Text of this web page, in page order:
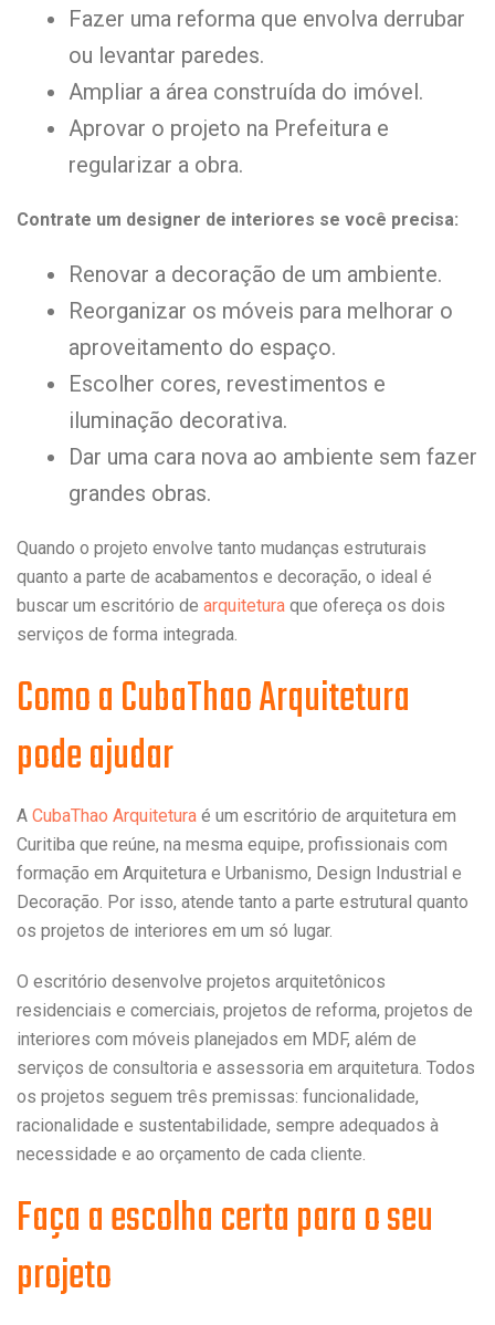
Fazer uma reforma que envolva derrubar
ou levantar paredes.
Ampliar a área construída do imóvel.
Aprovar o projeto na Prefeitura e
regularizar a obra.
Contrate um designer de interiores se você precisa:
Renovar a decoração de um ambiente.
Reorganizar os móveis para melhorar o
aproveitamento do espaço.
Escolher cores, revestimentos e
iluminação decorativa.
Dar uma cara nova ao ambiente sem fazer
grandes obras.
Quando o projeto envolve tanto mudanças estruturais
quanto a parte de acabamentos e decoração, o ideal é
buscar um escritório de arquitetura que ofereça os dois
serviços de forma integrada.
Como a CubaThao Arquitetura
pode ajudar
A CubaThao Arquitetura é um escritório de arquitetura em
Curitiba que reúne, na mesma equipe, profissionais com
formação em Arquitetura e Urbanismo, Design Industrial e
Decoração. Por isso, atende tanto a parte estrutural quanto
os projetos de interiores em um só lugar.
O escritório desenvolve projetos arquitetônicos
residenciais e comerciais, projetos de reforma, projetos de
interiores com móveis planejados em MDF, além de
serviços de consultoria e assessoria em arquitetura. Todos
os projetos seguem três premissas: funcionalidade,
racionalidade e sustentabilidade, sempre adequados à
necessidade e ao orçamento de cada cliente.
Faça a escolha certa para o seu
projeto